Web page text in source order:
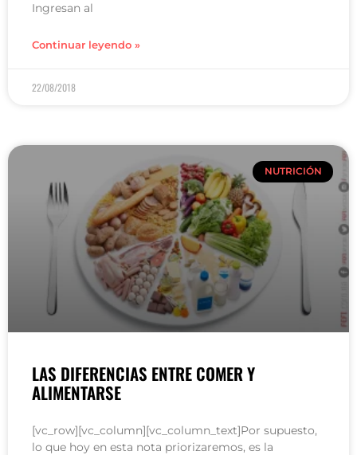
Ingresan al
Continuar leyendo »
22/08/2018
NUTRICIÓN
LAS DIFERENCIAS ENTRE COMER Y
ALIMENTARSE
[vc_row][vc_column][vc_column_text]Por supuesto,
lo que hoy en esta nota priorizaremos, es la